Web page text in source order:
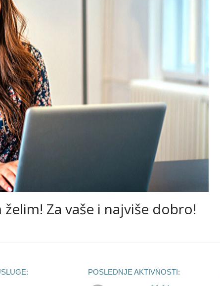
Za vaše i najviše dobro!
POSLEDNJE AKTIVNOSTI: